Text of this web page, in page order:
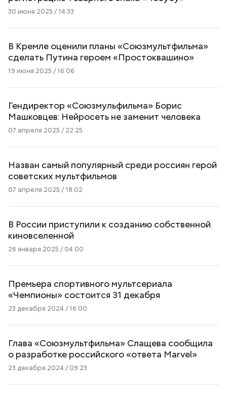
30 июня 2025 / 14:33
В Кремле оценили планы «Союзмультфильма»
сделать Путина героем «Простоквашино»
19 июня 2025 / 16:06
Гендиректор «Союзмульфильма» Борис
Машковцев: Нейросеть не заменит человека
07 апреля 2025 / 22:25
Назван самый популярный среди россиян герой
советских мультфильмов
07 апреля 2025 / 18:02
В России приступили к созданию собственной
киновселенной
26 января 2025 / 04:00
Премьера спортивного мультсериала
«Чемпионы» состоится 31 декабря
23 декабря 2024 / 16:00
Глава «Союзмультфильма» Слащева сообщила
о разработке российского «ответа Marvel»
23 декабря 2024 / 09:23